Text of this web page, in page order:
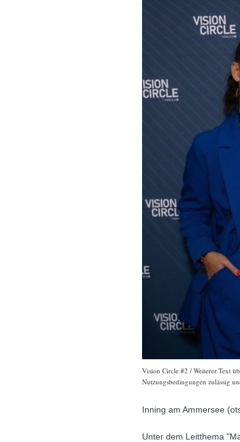
Vision Circle #2 / Weiterer Text
Nutzungsbedingungen zulässig
Inning am Ammersee
Unter dem Leitthema